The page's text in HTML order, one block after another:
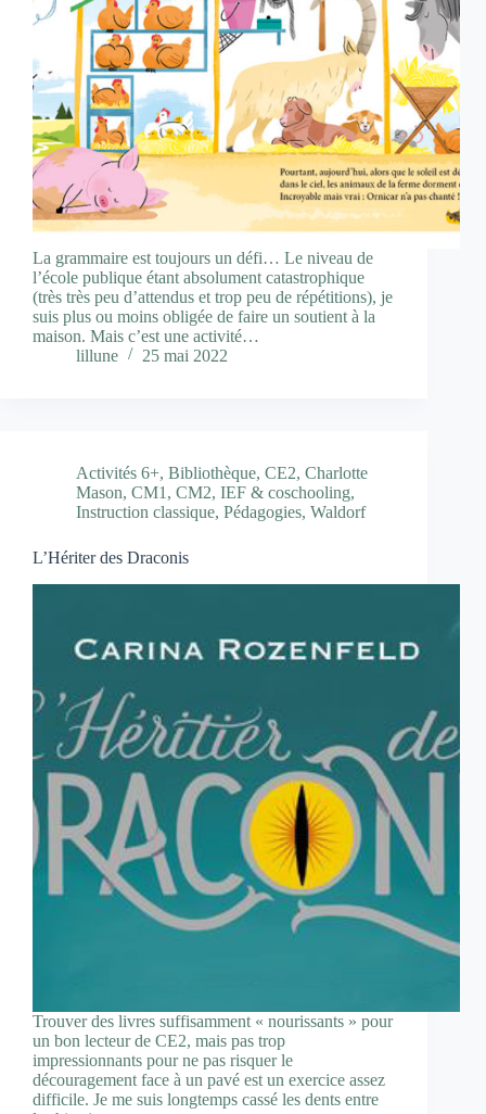
La grammaire est toujours un défi… Le niveau de
l’école publique étant absolument catastrophique
(très très peu d’attendus et trop peu de répétitions), je
suis plus ou moins obligée de faire un soutient à la
maison. Mais c’est une activité…
lillune
25 mai 2022
Activités 6+, Bibliothèque, CE2, Charlotte
Mason, CM1 , CM2, IEF & coschooling,
Instruction classique, Pédagogies, Waldorf
L’Hériter des Draconis
Trouver des livres suffisamment « nourissants » pour
un bon lecteur de CE2, mais pas trop
impressionnants pour ne pas risquer le
découragement face à un pavé est un exercice assez
difficile. Je me suis longtemps cassé les dents entre